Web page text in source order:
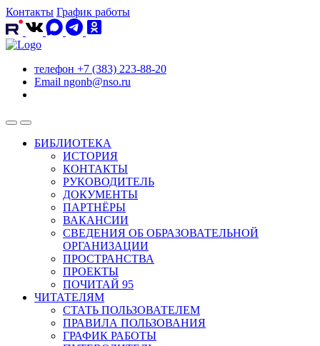
Контакты График работы
телефон +7 (383) 223-88-20
Email ngonb@nso.ru
БИБЛИОТЕКА
ИСТОРИЯ
КОНТАКТЫ
РУКОВОДИТЕЛЬ
ДОКУМЕНТЫ
ПАРТНЁРЫ
ВАКАНСИИ
СВЕДЕНИЯ ОБ ОБРАЗОВАТЕЛЬНОЙ
ОРГАНИЗАЦИИ
ПРОСТРАНСТВА
ПРОЕКТЫ
ПОЧИТАЙ 95
ЧИТАТЕЛЯМ
СТАТЬ ПОЛЬЗОВАТЕЛЕМ
ПРАВИЛА ПОЛЬЗОВАНИЯ
ГРАФИК РАБОТЫ